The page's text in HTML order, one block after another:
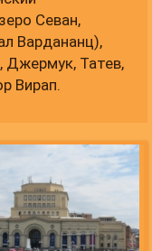
Севан,
Вардананц),
Джермук, Татев,
Вирап.